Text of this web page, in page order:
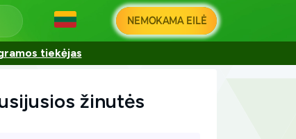
NEMOKAMA EILĖ
tiekėjas
žinutės